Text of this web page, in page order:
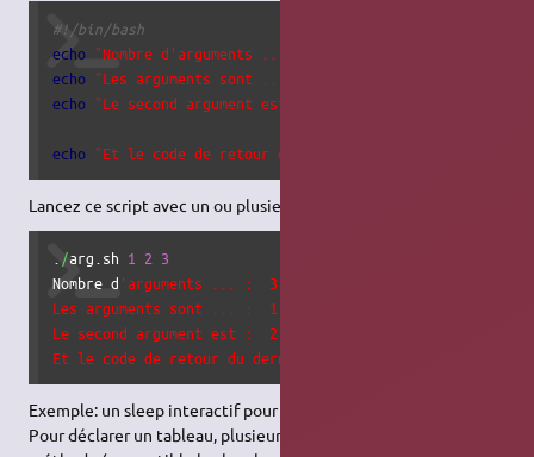
#!/bin/bash
echo "Nombre d'arguments ... :  "
echo "Les arguments sont ... :  "
echo "Le second argument est :  "
echo "Et le code de retour du dernier echo est :  "
Lancez ce script avec un ou plusieurs arguments et vous aurez :
/arg.sh 1 2 3
Nombre d 'arguments ... :  3
Les arguments sont ... :  1 2 3
Le second argument est :  2
Et le code de retour du dernier echo est :  0
Exemple: un sleep interactif pour illustrer $! (Cf.
Pour déclarer un tableau, plusieurs méthodes : première